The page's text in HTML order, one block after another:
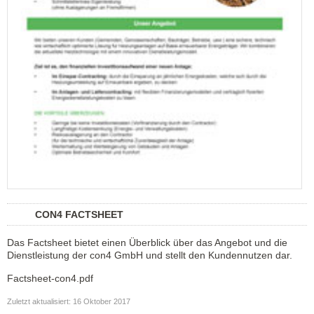
CON4 FACTSHEET
Das Factsheet bietet einen Überblick über das Angebot und die
Dienstleistung der con4 GmbH und stellt den Kundennutzen dar.
Factsheet-con4.pdf
Zuletzt aktualisiert: 16 Oktober 2017